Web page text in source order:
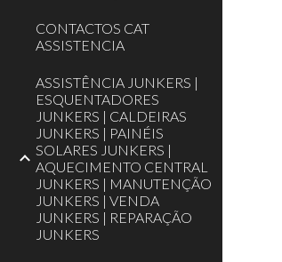
CONTACTOS CAT
ASSISTENCIA
ASSISTÊNCIA JUNKERS |
ESQUENTADORES
JUNKERS | CALDEIRAS
JUNKERS | PAINÉIS
SOLARES JUNKERS |
AQUECIMENTO CENTRAL
JUNKERS | MANUTENÇÃO
JUNKERS | VENDA
JUNKERS | REPARAÇÃO
JUNKERS